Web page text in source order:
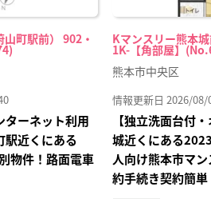
町駅前） 902・
ターネット利用
駅近くにある
物件！路面電車
Kマンスリー熊本
1K-【角部屋】
熊本市中央区
情報更新日 2026/08/
【独立洗面台付
城近くにある
人向け熊本市マ
約手続き契約簡単